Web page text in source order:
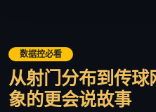
数据控必看
从射门分布到传
象的更会说故事